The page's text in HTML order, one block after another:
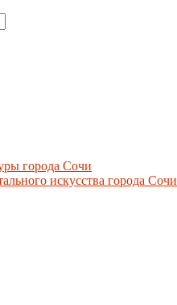
города Сочи
искусства города Сочи